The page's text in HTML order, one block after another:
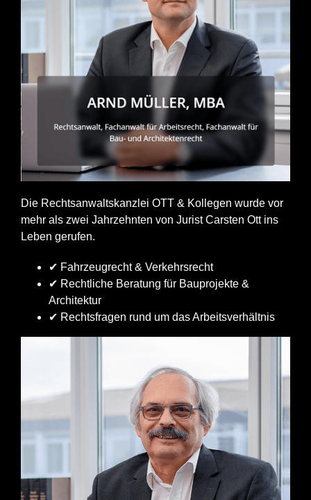
Die Rechtsanwaltskanzlei OTT & Kollegen wurde vor
mehr als zwei Jahrzehnten von Jurist Carsten Ott ins
Leben gerufen.
✔ Fahrzeugrecht & Verkehrsrecht
✔ Rechtliche Beratung für Bauprojekte &
Architektur
✔ Rechtsfragen rund um das Arbeitsverhältnis